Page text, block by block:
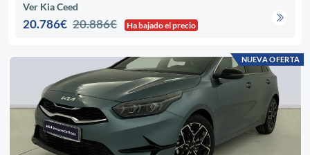
Ver Kia Ceed
20.786€ 20.886€ Ha bajado el precio
NUEVA OFERTA